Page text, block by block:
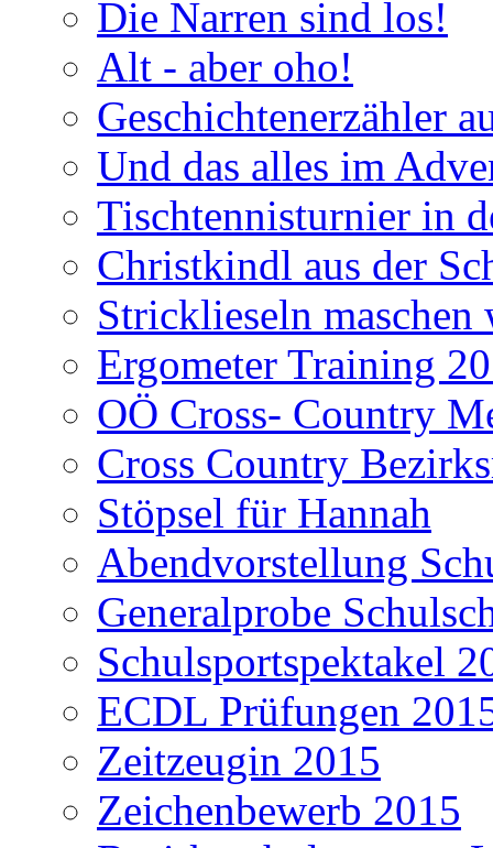
Die Narren sind los!
Alt - aber oho!
Geschichtenerzähler
Und das alles im
Tischtennisturnier in
Christkindl aus der
Stricklieseln maschen
Ergometer Training
OÖ Cross- Country
Cross Country
Stöpsel für Hannah
Abendvorstellung
Generalprobe
Schulsportspektakel
ECDL Prüfungen
Zeitzeugin 2015
Zeichenbewerb 2015